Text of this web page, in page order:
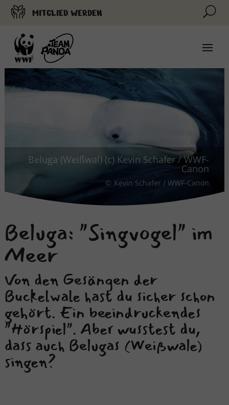
MITGLIED WERDEN U
Beluga (Weißwal) (c) Kevin Schafer / WWF-
Canon
Kevin Schafer / WWF-Canon
Beluga: "Singvogel" im
Meer
Von den Gesängen der
Buckelwale hast du sicher schon
gehört. Ein beeindruckendes
"Hörspiel". Aber wusstest du,
dass auch Belugas (Weißwale)
singen?